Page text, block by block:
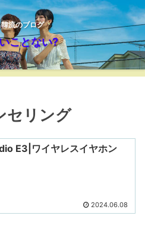
流のブログ
ことない?
セリング
E3|ワイヤレスイヤホン
2024.06.08